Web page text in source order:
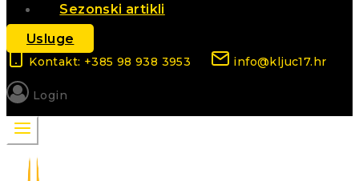
Sezonski artikli
Usluge
Kontakt: +385 98 938 3953 info@kljuc17.hr
Login